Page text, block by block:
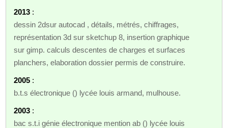
2013 :
dessin 2dsur autocad , détails, métrés, chiffrages,
représentation 3d sur sketchup 8, insertion graphique
sur gimp. calculs descentes de charges et surfaces
planchers, elaboration dossier permis de construire.
2005 :
b.t.s électronique () lycée louis armand, mulhouse.
2003 :
bac s.t.i génie électronique mention ab () lycée louis